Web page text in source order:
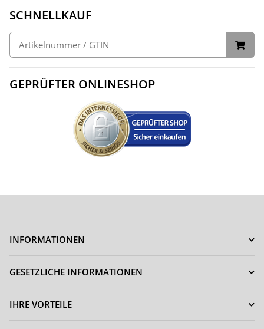
SCHNELLKAUF
GEPRÜFTER ONLINESHOP
INFORMATIONEN
GESETZLICHE INFORMATIONEN
IHRE VORTEILE